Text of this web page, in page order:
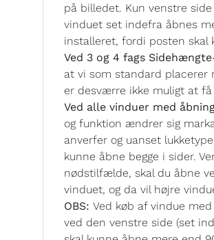
på billedet. Kun venstre
vinduet set indefra åbnes
installeret, fordi posten skal
Ved 3 og 4 fags
at vi som standard placerer
er desværre ikke muligt at
Ved alle vinduer med
og funktion ændrer sig
anverfer og uanset
kunne åbne begge i sider.
nødstilfælde, skal du åbne
vinduet, og da vil højre
OBS: Ved køb af vindue
ved den venstre side (set